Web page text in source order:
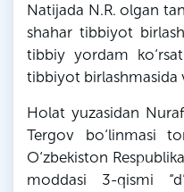
Natijada N.R. olgan
shahar tibbiyot
tibbiy yordam
tibbiyot birlashmasida
Holat yuzasidan
Tergov bo‘linmasi
O‘zbekiston
moddasi 3-qismi